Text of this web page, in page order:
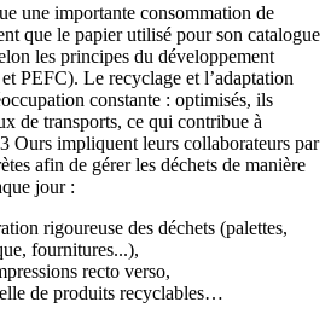
une importante consommation de
que le papier utilisé pour son catalogue
les principes du développement
PEFC). Le recyclage et l’adaptation
constante : optimisés, ils
de transports, ce qui contribue à
Ours impliquent leurs collaborateurs par
afin de gérer les déchets de manière
jour :
rigoureuse des déchets (palettes,
fournitures...),
recto verso,
de produits recyclables…